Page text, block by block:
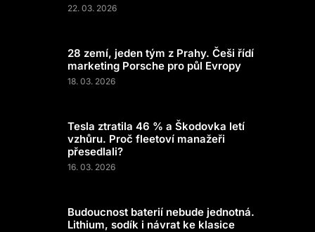
22. 03. 2026
28 zemí, jeden tým z Prahy. Češi řídí
marketing Porsche pro půl Evropy
18. 03. 2026
Tesla ztratila 46 % a Škodovka letí
vzhůru. Proč fleetoví manažeři
přesedlali?
16. 03. 2026
Budoucnost baterií nebude jednotná.
Lithium, sodík i návrat ke klasice